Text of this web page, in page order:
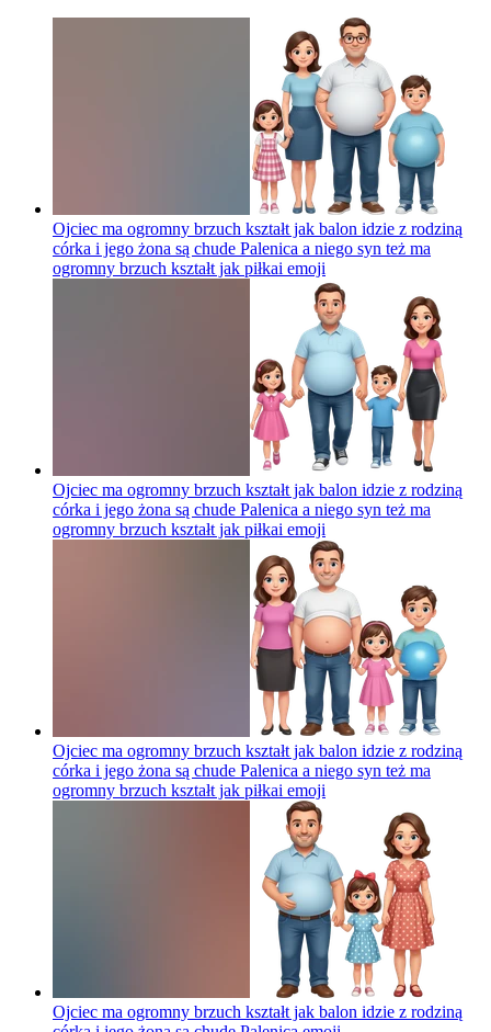
Ojciec ma ogromny brzuch kształt jak balon idzie z rodziną
córka i jego żona są chude Palenica a niego syn też ma
ogromny brzuch kształt jak piłkai emoji
Ojciec ma ogromny brzuch kształt jak balon idzie z rodziną
córka i jego żona są chude Palenica a niego syn też ma
ogromny brzuch kształt jak piłkai emoji
Ojciec ma ogromny brzuch kształt jak balon idzie z rodziną
córka i jego żona są chude Palenica a niego syn też ma
ogromny brzuch kształt jak piłkai emoji
Ojciec ma ogromny brzuch kształt jak balon idzie z rodziną